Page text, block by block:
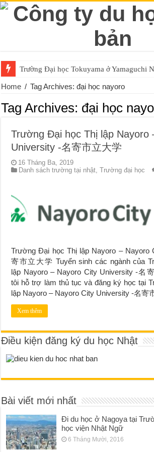
Trường Đại học Tokuyama ở Yamaguchi
Home / Tag Archives: đại học nayoro
Tag Archives: đại học
Trường Đại học Thị lập Nayoro
University -名寄市立大学
16 Tháng Ba, 2019
Danh sách trường tại nhật,Trường đại học
Trường Đại học Thị lập Nayoro – Nayoro
寄市立大学 Tuyển sinh các ngành của
lập Nayoro – Nayoro City University -名
tôi hỗ trợ làm thủ tục và đăng ký học tại
lập Nayoro – Nayoro City University -名寄
Xem thêm
Điều kiện đăng ký du học Nhật
Bài viết mới nhất
Đi du học ở Nagoya tại
học viện Nhật Ngữ
6 Tháng Mười, 2016